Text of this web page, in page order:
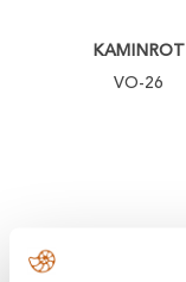
KAMINROT
VO-26